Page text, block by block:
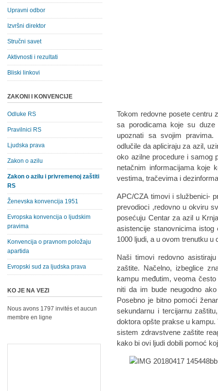
Tokom redovne posete centru
sa porodicama koje su
upoznati sa svojim
odlučile da apliciraju za azil,
oko azilne procedure i samog
netačnim informacijama koje
vestima, tračevima i
APC/CZA timovi i službenici-
prevodioci ,redovno u okviru
posećuju Centar za azil u
asistencije stanovnicima
1000 ljudi, a u ovom trenutku
Naši timovi redovno
zaštite. Načelno, izbeglice
kampu međutim, veoma
niti da im bude neugodno
Posebno je bitno pomoći
sekundarnu i tercijarnu
doktora opšte prakse u
sistem zdravstvene zaštite
kako bi ovi ljudi dobili pomoć
Upravni odbor
Izvršni direktor
Stručni savet
Aktivnosti i rezultati
Bliski linkovi
ZAKONI I KONVENCIJE
Odluke RS
Pravilnici RS
Ljudska prava
Zakon o azilu
Zakon o azilu i privremenoj zaštiti
RS
Ženevska konvencija 1951
Evropska konvencija o ljudskim
pravima
Konvencija o pravnom položaju
apartida
Evropski sud za ljudska prava
KO JE NA VEZI
Nous avons 1797 invités et aucun
membre en ligne